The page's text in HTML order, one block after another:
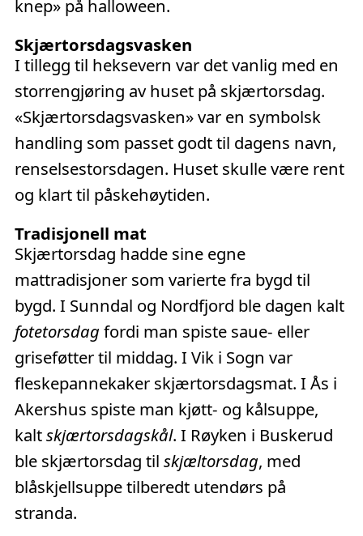
knep» på halloween.
Skjærtorsdagsvasken
I tillegg til heksevern var det vanlig med en
storrengjøring av huset på skjærtorsdag.
«Skjærtorsdagsvasken» var en symbolsk
handling som passet godt til dagens navn,
renselsestorsdagen. Huset skulle være rent
og klart til påskehøytiden.
Tradisjonell mat
Skjærtorsdag hadde sine egne
mattradisjoner som varierte fra bygd til
bygd. I Sunndal og Nordfjord ble dagen kalt
fotetorsdag fordi man spiste saue- eller
griseføtter til middag. I Vik i Sogn var
fleskepannekaker skjærtorsdagsmat. I Ås i
Akershus spiste man kjøtt- og kålsuppe,
kaltskjærtorsdagskål. I Røyken i Buskerud
ble skjærtorsdag til skjæltorsdag, med
blåskjellsuppe tilberedt utendørs på
stranda.